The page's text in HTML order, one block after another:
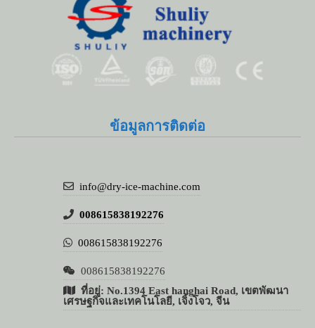
ข้อมูลการติดต่อ
info@dry-ice-machine.com
008615838192276
008615838192276
008615838192276
ที่อยู่: No.1394 East hanghai Road, เขตพัฒนา
เศรษฐกิจและเทคโนโลยี, เจิ้งโจว, จีน